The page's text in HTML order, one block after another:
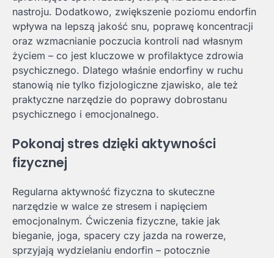
nastroju. Dodatkowo, zwiększenie poziomu endorfin
wpływa na lepszą jakość snu, poprawę koncentracji
oraz wzmacnianie poczucia kontroli nad własnym
życiem – co jest kluczowe w profilaktyce zdrowia
psychicznego. Dlatego właśnie endorfiny w ruchu
stanowią nie tylko fizjologiczne zjawisko, ale też
praktyczne narzędzie do poprawy dobrostanu
psychicznego i emocjonalnego.
Pokonaj stres dzięki aktywności
fizycznej
Regularna aktywność fizyczna to skuteczne
narzędzie w walce ze stresem i napięciem
emocjonalnym. Ćwiczenia fizyczne, takie jak
bieganie, joga, spacery czy jazda na rowerze,
sprzyjają wydzielaniu endorfin – potocznie